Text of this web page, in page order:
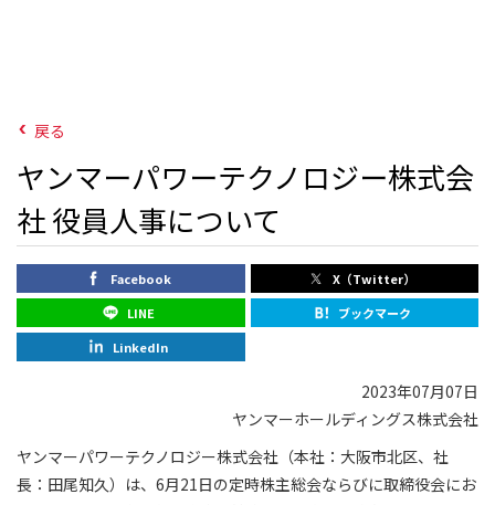
戻る
ヤンマーパワーテクノロジー株式会
社 役員人事について
Facebook
X（Twitter）
LINE
ブックマーク
LinkedIn
2023年07月07日
ヤンマーホールディングス株式会社
ヤンマーパワーテクノロジー株式会社（本社：大阪市北区、社
長：田尾知久）は、6月21日の定時株主総会ならびに取締役会にお